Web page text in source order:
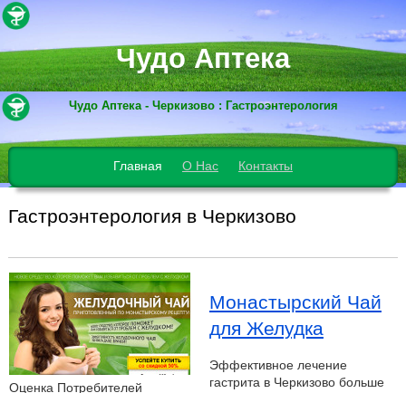
Чудо Аптека
Чудо Аптека - Черкизово : Гастроэнтерология
Главная О Нас Контакты
Гастроэнтерология в Черкизово
Оценка Потребителей
Монастырский Чай
для Желудка
Эффективное лечение
гастрита в Черкизово больше